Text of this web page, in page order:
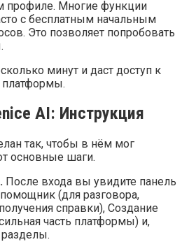
профиле. Многие функции
с бесплатным начальным
Это позволяет попробовать
минут и даст доступ к
AI: Инструкция
так, чтобы в нём мог
основные шаги.
После входа вы увидите панель
(для разговора,
справки), Создание
часть платформы) и,